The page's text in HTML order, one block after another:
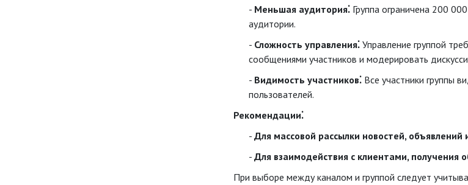
Меньшая аудитория⁚ Группа ограничена 200
аудитории.
Сложность управления⁚ Управление группой
сообщениями участников и модерировать
Видимость участников⁚ Все участники группы
пользователей.
Рекомендации⁚
Для массовой рассылки новостей,
Для взаимодействия с клиентами, получения
При выборе между каналом и группой следует